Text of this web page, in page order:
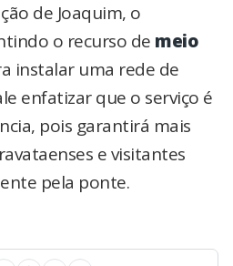
de Joaquim, o
o recurso de meio
instalar uma rede de
enfatizar que o serviço é
pois garantirá mais
e visitantes
pela ponte.